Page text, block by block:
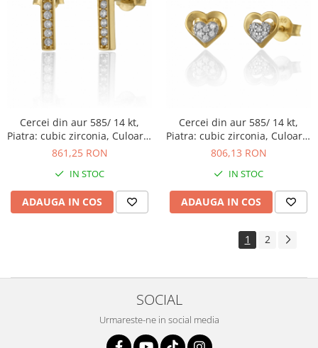
Cercei din aur 585/ 14 kt,
Piatra: cubic zirconia, Culoare:
transparenta
861,25 RON
IN STOC
ADAUGA IN COS
Cercei din aur 585/ 14 kt,
Piatra: cubic zirconia, Culoare:
transparenta
806,13 RON
IN STOC
ADAUGA IN COS
1 2
SOCIAL
Urmareste-ne in social media